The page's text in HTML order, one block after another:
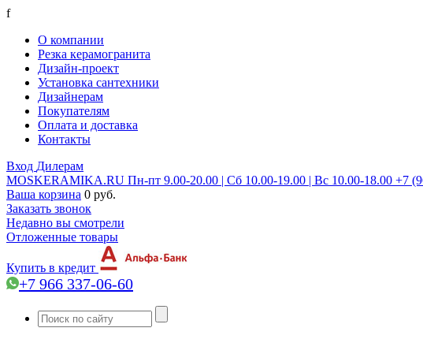
f
О компании
Резка керамогранита
Дизайн-проект
Установка сантехники
Дизайнерам
Покупателям
Оплата и доставка
Контакты
Вход Дилерам
MOSKERAMIKA.RU Пн-пт 9.00-20.00 | Сб 10.00-19.00 | Вс 10.00-18.00 +7
Ваша корзина 0 руб.
Заказать звонок
Недавно вы смотрели
Отложенные товары
Купить в кредит
+7 966 337-06-60